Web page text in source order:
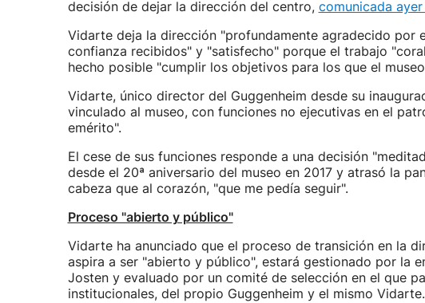
decisión de dejar la dirección del centro, comunicada
Vidarte deja la dirección "profundamente agradecido por
confianza recibidos" y "satisfecho" porque el trabajo
hecho posible "cumplir los objetivos para los que el
Vidarte, único director del Guggenheim desde su
vinculado al museo, con funciones no ejecutivas en el
emérito".
El cese de sus funciones responde a una decisión
desde el 20ª aniversario del museo en 2017 y atrasó la
cabeza que al corazón, "que me pedía seguir".
Proceso "abierto y público"
Vidarte ha anunciado que el proceso de transición en la
aspira a ser "abierto y público", estará gestionado por la
Josten y evaluado por un comité de selección en el que
institucionales, del propio Guggenheim y el mismo Vidarte.